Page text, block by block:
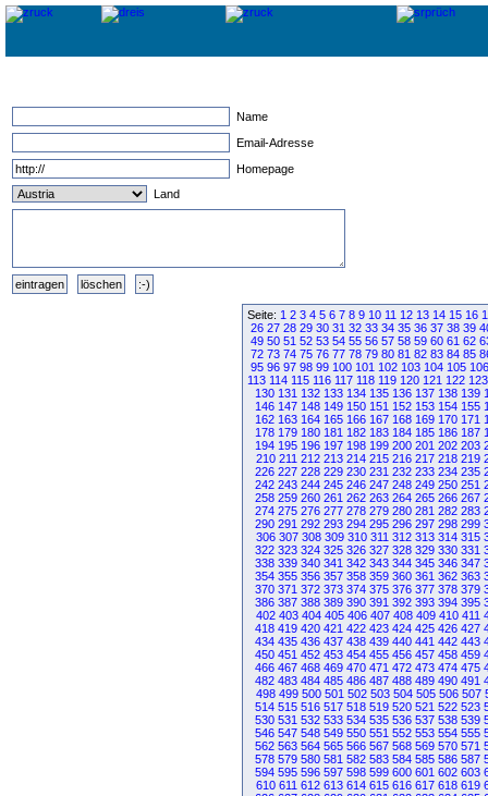
Name
Email-Adresse
Homepage
Land
Seite: 1 2 3 4 5 6 7 8 9 10 11 12 13 14 15 16
26 27 28 29 30 31 32 33 34 35 36 37 38 39
49 50 51 52 53 54 55 56 57 58 59 60 61 62
72 73 74 75 76 77 78 79 80 81 82 83 84 85
95 96 97 98 99 100 101 102 103 104 105 106
113 114 115 116 117 118 119 120 121 122 123
130 131 132 133 134 135 136 137 138 139
146 147 148 149 150 151 152 153 154 155
162 163 164 165 166 167 168 169 170 171
178 179 180 181 182 183 184 185 186 187
194 195 196 197 198 199 200 201 202 203
210 211 212 213 214 215 216 217 218 219
226 227 228 229 230 231 232 233 234 235
242 243 244 245 246 247 248 249 250 251
258 259 260 261 262 263 264 265 266 267
274 275 276 277 278 279 280 281 282 283
290 291 292 293 294 295 296 297 298 299
306 307 308 309 310 311 312 313 314 315
322 323 324 325 326 327 328 329 330 331
338 339 340 341 342 343 344 345 346 347
354 355 356 357 358 359 360 361 362 363
370 371 372 373 374 375 376 377 378 379
386 387 388 389 390 391 392 393 394 395
402 403 404 405 406 407 408 409 410 411
418 419 420 421 422 423 424 425 426 427
434 435 436 437 438 439 440 441 442 443
450 451 452 453 454 455 456 457 458 459
466 467 468 469 470 471 472 473 474 475
482 483 484 485 486 487 488 489 490 491
498 499 500 501 502 503 504 505 506 507
514 515 516 517 518 519 520 521 522 523
530 531 532 533 534 535 536 537 538 539
546 547 548 549 550 551 552 553 554 555
562 563 564 565 566 567 568 569 570 571
578 579 580 581 582 583 584 585 586 587
594 595 596 597 598 599 600 601 602 603
610 611 612 613 614 615 616 617 618 619